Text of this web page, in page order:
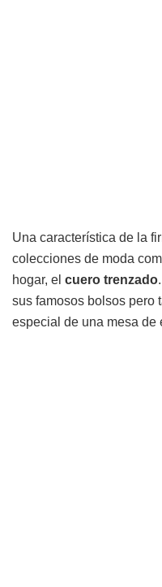
Una característica de la
colecciones de moda
hogar, el cuero trenzado
sus famosos bolsos pero
especial de una mesa de